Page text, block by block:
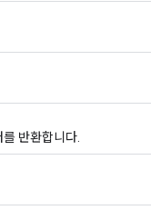
반환합니다.